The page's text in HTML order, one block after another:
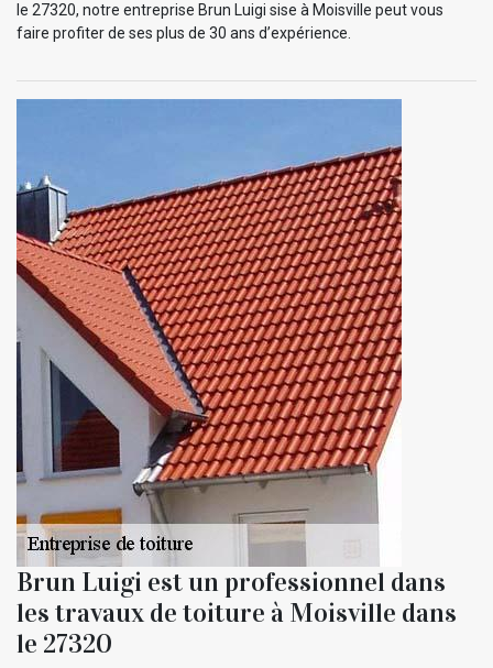
le 27320, notre entreprise Brun Luigi sise à Moisville peut vous
faire profiter de ses plus de 30 ans d’expérience.
Brun Luigi est un professionnel dans
les travaux de toiture à Moisville dans
le 27320